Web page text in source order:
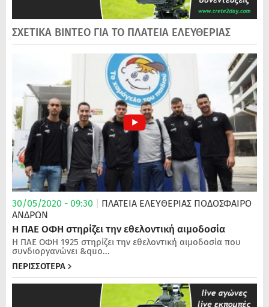
ΣΧΕΤΙΚΑ ΒΙΝΤΕΟ ΓΙΑ ΤΟ ΠΛΑΤΕΙΑ ΕΛΕΥΘΕΡΙΑΣ
30/05/2020 - 09:30 ΠΛΑΤΕΙΑ ΕΛΕΥΘΕΡΙΑΣ ΠΟΔΌΣΦΑΙΡΟ
ΑΝΔΡΏΝ
Η ΠΑΕ ΟΦΗ στηρίζει την εθελοντική αιμοδοσία
Η ΠΑΕ ΟΦΗ 1925 στηρίζει την εθελοντική αιμοδοσία που
συνδιοργανώνει &quo...
ΠΕΡΙΣΣΟΤΕΡΑ